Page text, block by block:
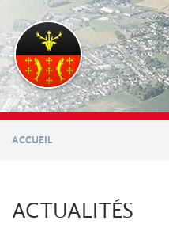
contenu
principal
ACCUEIL
ACTUALITÉS